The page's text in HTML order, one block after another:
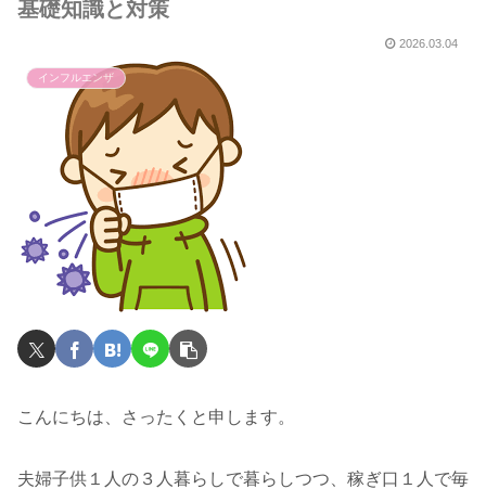
基礎知識と対策
2026.03.04
インフルエンザ
こんにちは、さったくと申します。
夫婦子供１人の３人暮らしで暮らしつつ、稼ぎ口１人で毎